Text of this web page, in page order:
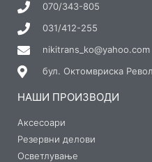
070/343-805
031/412-255
nikitrans_ko@yahoo.com
бул. Октомвриска
НАШИ ПРОИЗВОДИ
Аксесоари
Резервни делови
Осветлување